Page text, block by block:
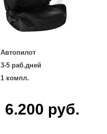
Автопилот
3-5 раб.дней
1 компл.
6.200 руб.